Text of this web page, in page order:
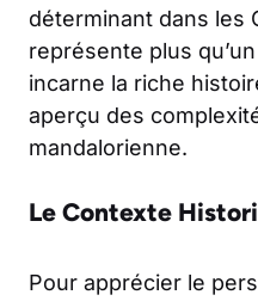
déterminant dans les
représente plus
incarne la riche
aperçu des
mandalorienne.
Le Contexte
Pour apprécier le